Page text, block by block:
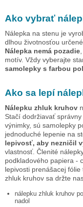
Ako vybrať
Nálepka na stenu je
dlhou životnosťou
Nálepka nemá pozadie
motív. Vždy vyberajte
samolepky s farbou
Ako sa lepí
Nálepku zhluk kruhov
Stačí dodržiavať
výnimky, sú samolepky
jednoduché lepenie na
lepivosť, aby nezničil
vlastnosť. Členité
podkladového papiera -
lepivosti prenášacej
zhluk kruhov sa držte
nálepku zhluk kruhov
nadol